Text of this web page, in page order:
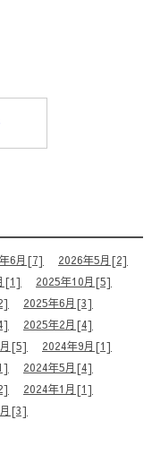
6月[7]
2026年5月[2]
[1]
2025年10月[5]
2025年6月[3]
2025年2月[4]
[5]
2024年9月[1]
2024年5月[4]
2024年1月[1]
[3]